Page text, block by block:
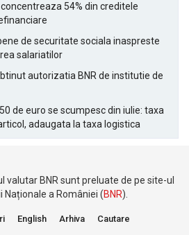
54% din creditele
de securitate sociala inaspreste
salariatilor
autorizatia BNR de institutie de
de euro se scumpesc din iulie: taxa
adaugata la taxa logistica
valutar BNR sunt preluate de pe site-ul
Naționale a României (BNR).
English Arhiva Cautare